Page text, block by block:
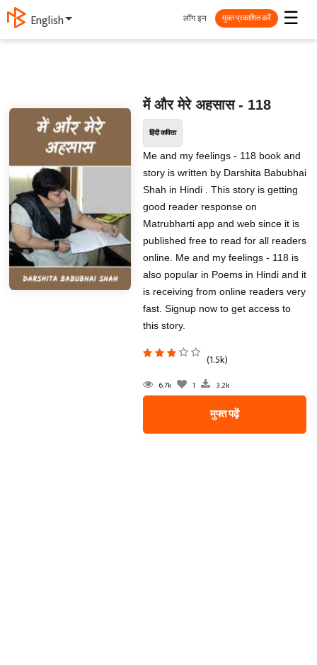
English ☰
लॉग इन मुक्त प्रकाशित करें
में और मेरे अहसास - 118
हिंदी कविता
Me and my feelings - 118 book and
story is written by Darshita Babubhai
Shah in Hindi . This story is getting
good reader response on
Matrubharti app and web since it is
published free to read for all readers
online. Me and my feelings - 118 is
also popular in Poems in Hindi and it
is receiving from online readers very
fast. Signup now to get access to
this story.
(1.5k)
6.7k 1 3.2k
मुफ्त पढ़ें